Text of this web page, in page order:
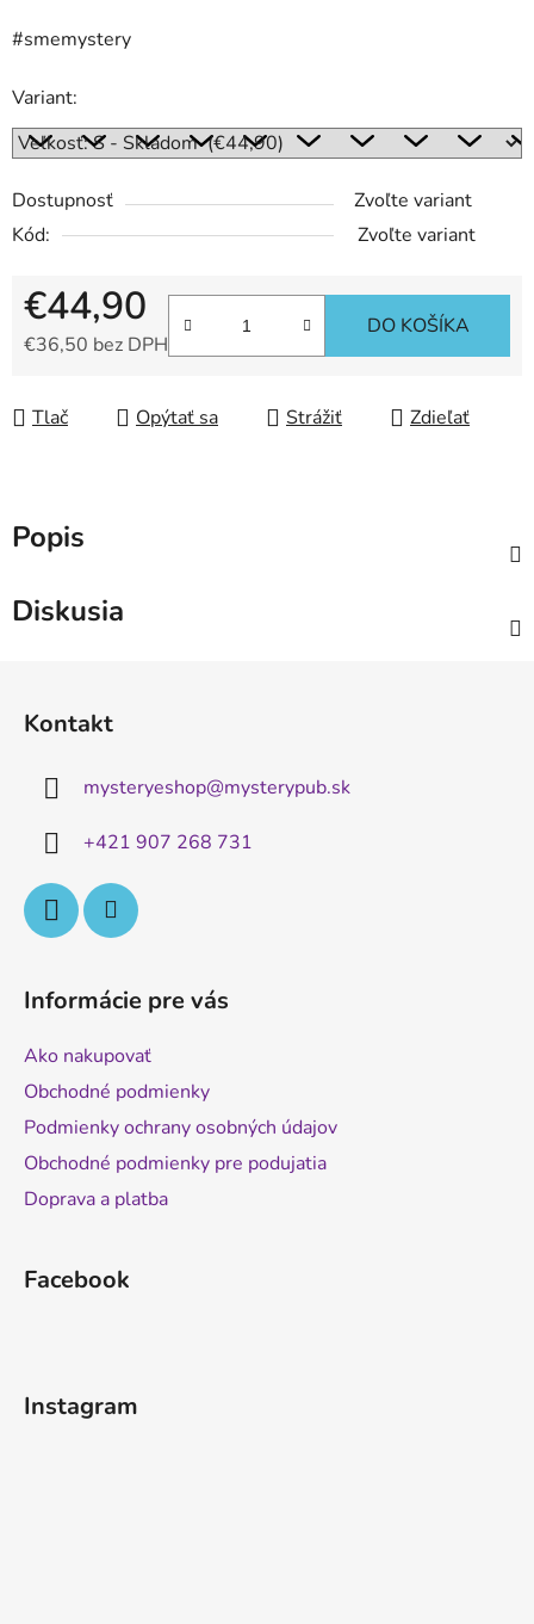
#smemystery
Variant:
Dostupnosť
Zvoľte variant
Kód:
Zvoľte variant
€44,90
€36,50 bez DPH
DO KOŠÍKA
Tlač Opýtať sa Strážiť Zdieľať
Popis
Diskusia
Kontakt
mysteryeshop@mysterypub.sk
+421 907 268 731
Informácie pre vás
Ako nakupovať
Obchodné podmienky
Podmienky ochrany osobných údajov
Obchodné podmienky pre podujatia
Doprava a platba
Facebook
Instagram